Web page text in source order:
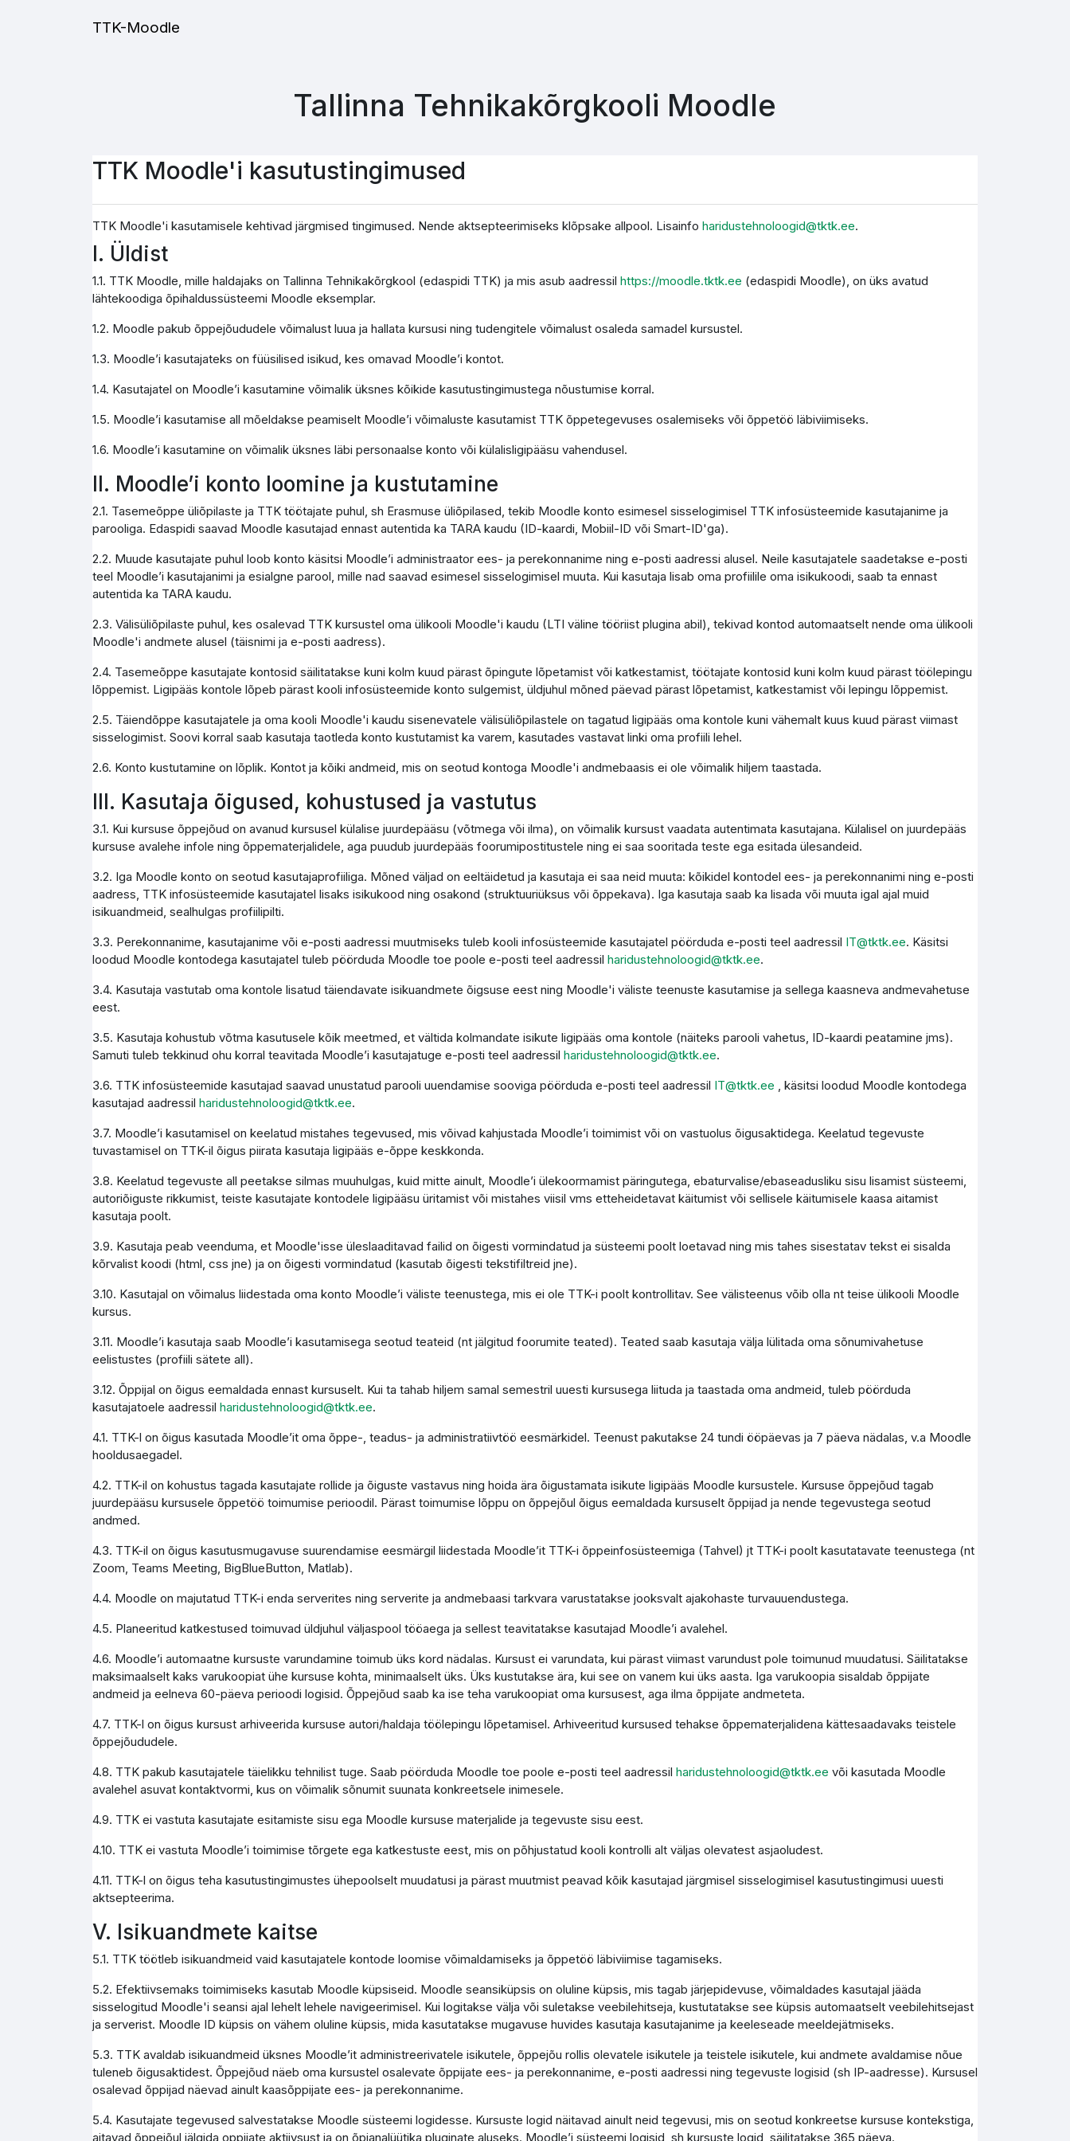
TTK-Moodle
Tallinna Tehnikakõrgkooli Moodle
TTK Moodle'i kasutustingimused
TTK Moodle'i kasutamisele kehtivad järgmised tingimused. Nende aktsepteerimiseks klõpsake allpool. Lisainfo haridustehnoloogid@tktk.ee.
I. Üldist
1.1. TTK Moodle, mille haldajaks on Tallinna Tehnikakõrgkool (edaspidi TTK) ja mis asub aadressil https://moodle.tktk.ee (edaspidi Moodle), on üks avatud
lähtekoodiga õpihaldussüsteemi Moodle eksemplar.
1.2. Moodle pakub õppejõududele võimalust luua ja hallata kursusi ning tudengitele võimalust osaleda samadel kursustel.
1.3. Moodle’i kasutajateks on füüsilised isikud, kes omavad Moodle’i kontot.
1.4. Kasutajatel on Moodle’i kasutamine võimalik üksnes kõikide kasutustingimustega nõustumise korral.
1.5. Moodle’i kasutamise all mõeldakse peamiselt Moodle’i võimaluste kasutamist TTK õppetegevuses osalemiseks või õppetöö läbiviimiseks.
1.6. Moodle’i kasutamine on võimalik üksnes läbi personaalse konto või külalisligipääsu vahendusel.
II. Moodle’i konto loomine ja kustutamine
2.1. Tasemeõppe üliõpilaste ja TTK töötajate puhul, sh Erasmuse üliõpilased, tekib Moodle konto esimesel sisselogimisel TTK infosüsteemide kasutajanime ja
parooliga. Edaspidi saavad Moodle kasutajad ennast autentida ka TARA kaudu (ID-kaardi, Mobiil-ID või Smart-ID'ga).
2.2. Muude kasutajate puhul loob konto käsitsi Moodle’i administraator ees- ja perekonnanime ning e-posti aadressi alusel. Neile kasutajatele saadetakse e-posti
teel Moodle’i kasutajanimi ja esialgne parool, mille nad saavad esimesel sisselogimisel muuta. Kui kasutaja lisab oma profiilile oma isikukoodi, saab ta ennast
autentida ka TARA kaudu.
2.3. Välisüliõpilaste puhul, kes osalevad TTK kursustel oma ülikooli Moodle'i kaudu (LTI väline tööriist plugina abil), tekivad kontod automaatselt nende oma ülikooli
Moodle'i andmete alusel (täisnimi ja e-posti aadress).
2.4. Tasemeõppe kasutajate kontosid säilitatakse kuni kolm kuud pärast õpingute lõpetamist või katkestamist, töötajate kontosid kuni kolm kuud pärast töölepingu
lõppemist. Ligipääs kontole lõpeb pärast kooli infosüsteemide konto sulgemist, üldjuhul mõned päevad pärast lõpetamist, katkestamist või lepingu lõppemist.
2.5. Täiendõppe kasutajatele ja oma kooli Moodle'i kaudu sisenevatele välisüliõpilastele on tagatud ligipääs oma kontole kuni vähemalt kuus kuud pärast viimast
sisselogimist. Soovi korral saab kasutaja taotleda konto kustutamist ka varem, kasutades vastavat linki oma profiili lehel.
2.6. Konto kustutamine on lõplik. Kontot ja kõiki andmeid, mis on seotud kontoga Moodle'i andmebaasis ei ole võimalik hiljem taastada.
III. Kasutaja õigused, kohustused ja vastutus
3.1. Kui kursuse õppejõud on avanud kursusel külalise juurdepääsu (võtmega või ilma), on võimalik kursust vaadata autentimata kasutajana. Külalisel on juurdepääs
kursuse avalehe infole ning õppematerjalidele, aga puudub juurdepääs foorumipostitustele ning ei saa sooritada teste ega esitada ülesandeid.
3.2. Iga Moodle konto on seotud kasutajaprofiiliga. Mõned väljad on eeltäidetud ja kasutaja ei saa neid muuta: kõikidel kontodel ees- ja perekonnanimi ning e-posti
aadress, TTK infosüsteemide kasutajatel lisaks isikukood ning osakond (struktuuriüksus või õppekava). Iga kasutaja saab ka lisada või muuta igal ajal muid
isikuandmeid, sealhulgas profiilipilti.
3.3. Perekonnanime, kasutajanime või e-posti aadressi muutmiseks tuleb kooli infosüsteemide kasutajatel pöörduda e-posti teel aadressil IT@tktk.ee. Käsitsi
loodud Moodle kontodega kasutajatel tuleb pöörduda Moodle toe poole e-posti teel aadressil haridustehnoloogid@tktk.ee.
3.4. Kasutaja vastutab oma kontole lisatud täiendavate isikuandmete õigsuse eest ning Moodle'i väliste teenuste kasutamise ja sellega kaasneva andmevahetuse
eest.
3.5. Kasutaja kohustub võtma kasutusele kõik meetmed, et vältida kolmandate isikute ligipääs oma kontole (näiteks parooli vahetus, ID-kaardi peatamine jms).
Samuti tuleb tekkinud ohu korral teavitada Moodle’i kasutajatuge e-posti teel aadressil haridustehnoloogid@tktk.ee.
3.6. TTK infosüsteemide kasutajad saavad unustatud parooli uuendamise sooviga pöörduda e-posti teel aadressil IT@tktk.ee , käsitsi loodud Moodle kontodega
kasutajad aadressil haridustehnoloogid@tktk.ee.
3.7. Moodle’i kasutamisel on keelatud mistahes tegevused, mis võivad kahjustada Moodle’i toimimist või on vastuolus õigusaktidega. Keelatud tegevuste
tuvastamisel on TTK-il õigus piirata kasutaja ligipääs e-õppe keskkonda.
3.8. Keelatud tegevuste all peetakse silmas muuhulgas, kuid mitte ainult, Moodle’i ülekoormamist päringutega, ebaturvalise/ebaseadusliku sisu lisamist süsteemi,
autoriõiguste rikkumist, teiste kasutajate kontodele ligipääsu üritamist või mistahes viisil vms etteheidetavat käitumist või sellisele käitumisele kaasa aitamist
kasutaja poolt.
3.9. Kasutaja peab veenduma, et Moodle'isse üleslaaditavad failid on õigesti vormindatud ja süsteemi poolt loetavad ning mis tahes sisestatav tekst ei sisalda
kõrvalist koodi (html, css jne) ja on õigesti vormindatud (kasutab õigesti tekstifiltreid jne).
3.10. Kasutajal on võimalus liidestada oma konto Moodle’i väliste teenustega, mis ei ole TTK-i poolt kontrollitav. See välisteenus võib olla nt teise ülikooli Moodle
kursus.
3.11. Moodle’i kasutaja saab Moodle’i kasutamisega seotud teateid (nt jälgitud foorumite teated). Teated saab kasutaja välja lülitada oma sõnumivahetuse
eelistustes (profiili sätete all).
3.12. Õppijal on õigus eemaldada ennast kursuselt. Kui ta tahab hiljem samal semestril uuesti kursusega liituda ja taastada oma andmeid, tuleb pöörduda
kasutajatoele aadressil haridustehnoloogid@tktk.ee.
4.1. TTK-l on õigus kasutada Moodle’it oma õppe-, teadus- ja administratiivtöö eesmärkidel. Teenust pakutakse 24 tundi ööpäevas ja 7 päeva nädalas, v.a Moodle
hooldusaegadel.
4.2. TTK-il on kohustus tagada kasutajate rollide ja õiguste vastavus ning hoida ära õigustamata isikute ligipääs Moodle kursustele. Kursuse õppejõud tagab
juurdepääsu kursusele õppetöö toimumise perioodil. Pärast toimumise lõppu on õppejõul õigus eemaldada kursuselt õppijad ja nende tegevustega seotud
andmed.
4.3. TTK-il on õigus kasutusmugavuse suurendamise eesmärgil liidestada Moodle’it TTK-i õppeinfosüsteemiga (Tahvel) jt TTK-i poolt kasutatavate teenustega (nt
Zoom, Teams Meeting, BigBlueButton, Matlab).
4.4. Moodle on majutatud TTK-i enda serverites ning serverite ja andmebaasi tarkvara varustatakse jooksvalt ajakohaste turvauuendustega.
4.5. Planeeritud katkestused toimuvad üldjuhul väljaspool tööaega ja sellest teavitatakse kasutajad Moodle’i avalehel.
4.6. Moodle’i automaatne kursuste varundamine toimub üks kord nädalas. Kursust ei varundata, kui pärast viimast varundust pole toimunud muudatusi. Säilitatakse
maksimaalselt kaks varukoopiat ühe kursuse kohta, minimaalselt üks. Üks kustutakse ära, kui see on vanem kui üks aasta. Iga varukoopia sisaldab õppijate
andmeid ja eelneva 60-päeva perioodi logisid. Õppejõud saab ka ise teha varukoopiat oma kursusest, aga ilma õppijate andmeteta.
4.7. TTK-l on õigus kursust arhiveerida kursuse autori/haldaja töölepingu lõpetamisel. Arhiveeritud kursused tehakse õppematerjalidena kättesaadavaks teistele
õppejõududele.
4.8. TTK pakub kasutajatele täielikku tehnilist tuge. Saab pöörduda Moodle toe poole e-posti teel aadressil haridustehnoloogid@tktk.ee või kasutada Moodle
avalehel asuvat kontaktvormi, kus on võimalik sõnumit suunata konkreetsele inimesele.
4.9. TTK ei vastuta kasutajate esitamiste sisu ega Moodle kursuse materjalide ja tegevuste sisu eest.
4.10. TTK ei vastuta Moodle’i toimimise tõrgete ega katkestuste eest, mis on põhjustatud kooli kontrolli alt väljas olevatest asjaoludest.
4.11. TTK-l on õigus teha kasutustingimustes ühepoolselt muudatusi ja pärast muutmist peavad kõik kasutajad järgmisel sisselogimisel kasutustingimusi uuesti
aktsepteerima.
V. Isikuandmete kaitse
5.1. TTK töötleb isikuandmeid vaid kasutajatele kontode loomise võimaldamiseks ja õppetöö läbiviimise tagamiseks.
5.2. Efektiivsemaks toimimiseks kasutab Moodle küpsiseid. Moodle seansiküpsis on oluline küpsis, mis tagab järjepidevuse, võimaldades kasutajal jääda
sisselogitud Moodle'i seansi ajal lehelt lehele navigeerimisel. Kui logitakse välja või suletakse veebilehitseja, kustutatakse see küpsis automaatselt veebilehitsejast
ja serverist. Moodle ID küpsis on vähem oluline küpsis, mida kasutatakse mugavuse huvides kasutaja kasutajanime ja keeleseade meeldejätmiseks.
5.3. TTK avaldab isikuandmeid üksnes Moodle’it administreerivatele isikutele, õppejõu rollis olevatele isikutele ja teistele isikutele, kui andmete avaldamise nõue
tuleneb õigusaktidest. Õppejõud näeb oma kursustel osalevate õppijate ees- ja perekonnanime, e-posti aadressi ning tegevuste logisid (sh IP-aadresse). Kursusel
osalevad õppijad näevad ainult kaasõppijate ees- ja perekonnanime.
5.4. Kasutajate tegevused salvestatakse Moodle süsteemi logidesse. Kursuste logid näitavad ainult neid tegevusi, mis on seotud konkreetse kursuse kontekstiga,
aitavad õppejõul jälgida oppijate aktiivsust ja on õpianalüütika pluginate aluseks. Moodle’i süsteemi logisid, sh kursuste logid, säilitatakse 365 päeva.